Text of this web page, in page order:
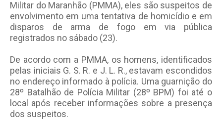
Militar do Maranhão (PMMA), eles são suspeitos de
envolvimento em uma tentativa de homicídio e em
disparos de arma de fogo em via pública
registrados no sábado (23).
De acordo com a PMMA, os homens, identificados
pelas iniciais G. S. R. e J. L. R., estavam escondidos
no endereço informado à polícia. Uma guarnição do
28º Batalhão de Polícia Militar (28º BPM) foi até o
local após receber informações sobre a presença
dos suspeitos.